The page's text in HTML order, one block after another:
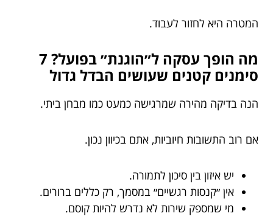
המטרה היא לחזור לעבוד.
מה הופך עסקה ל״הוגנת״ בפועל? 7
סימנים קטנים שעושים הבדל גדול
הנה בדיקה מהירה שמרגישה כמעט כמו מבחן ביתי.
אם רוב התשובות חיוביות, אתם בכיוון נכון.
יש איזון בין סיכון לתמורה.
אין ״קנסות רגשיים״ במסמך, רק כללים ברורים.
מי שמספק שירות לא נדרש להיות קוסם.